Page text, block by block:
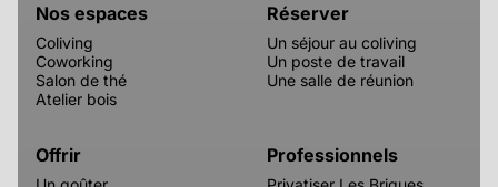
Nos espaces
Coliving
Coworking
Salon de thé
Atelier bois
Réserver
Un séjour au coliving
Un poste de travail
Une salle de réunion
Offrir Professionnels